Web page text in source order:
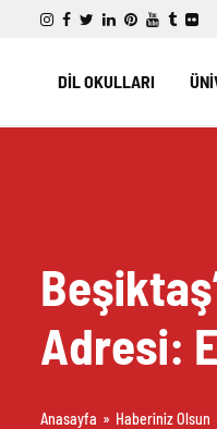
DİL OKULLARI
Adresi:
Anasayfa » Haberiniz Olsun